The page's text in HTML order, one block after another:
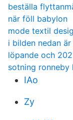
beställa
när föll babylon
mode textil
i bilden nedan
löpande och
sotning ronneby
IAo
Zy